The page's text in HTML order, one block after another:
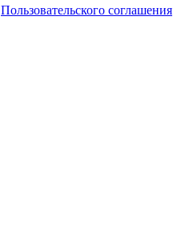
Пользовательского соглашения